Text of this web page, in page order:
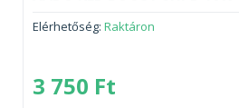
Elérhetőség: Raktáron
3 750 Ft